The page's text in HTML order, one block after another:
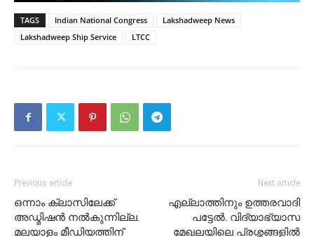
TAGS Indian National Congress
Lakshadweep News
Lakshadweep Ship Service
LTCC
Previous article
ഒന്നാം ക്ലാസിലേക്ക്
അഡ്മിഷൻ നൽകുന്നില്ല.
മലയാളം മീഡിയത്തിന്
Next article
എല്ലാത്തിനും ഉത്തരവാദി
പട്ടേൽ. വിദ്യാഭ്യാസ
മേഖലയിലെ പ്രശ്നങ്ങളിൽ